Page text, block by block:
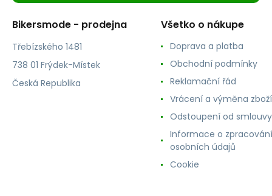
Bikersmode - prodejna
Třebízského 1481
738 01 Frýdek-Místek
Česká Republika
Všetko o nákupe
Doprava a platba
Obchodní podmínky
Reklamační řád
Vrácení a výměna zboží
Odstoupení od smlouvy
Informace o zpracování
osobních údajů
Cookie